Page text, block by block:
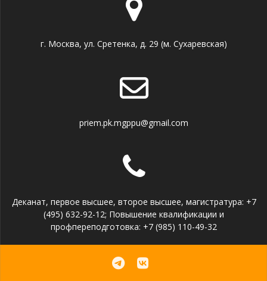
г. Москва, ул. Сретенка, д. 29 (м. Сухаревская)
priem.pk.mgppu@gmail.com
Деканат, первое высшее, второе высшее, магистратура: +7
(495) 632-92-12; Повышение квалификации и
профпереподготовка: +7 (985) 110-49-32